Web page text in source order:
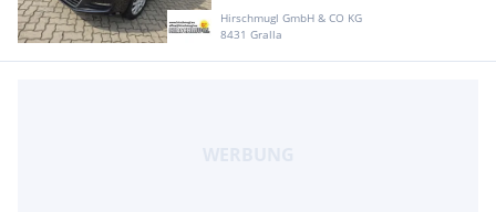
Hirschmugl GmbH & CO KG
8431 Gralla